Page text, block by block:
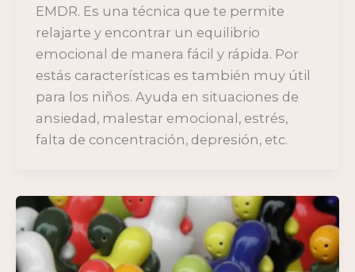
EMDR. Es una técnica que te permite
relajarte y encontrar un equilibrio
emocional de manera fácil y rápida. Por
estás características es también muy útil
para los niños. Ayuda en situaciones de
ansiedad, malestar emocional, estrés,
falta de concentración, depresión, etc.